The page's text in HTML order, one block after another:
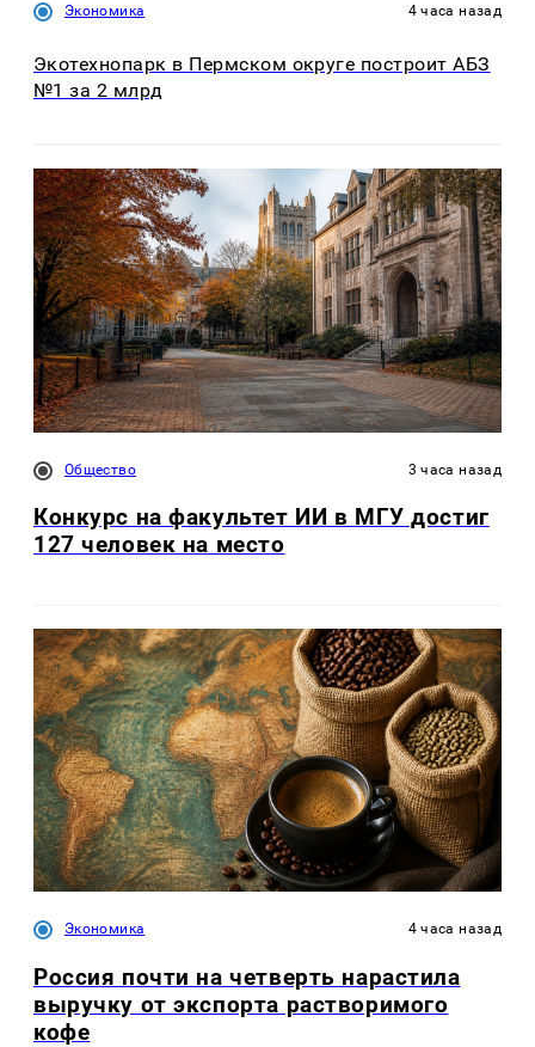
Экономика 4 часа назад
Экотехнопарк в Пермском округе построит АБЗ
№1 за 2 млрд
Общество 3 часа назад
Конкурс на факультет ИИ в МГУ достиг
127 человек на место
Экономика 4 часа назад
Россия почти на четверть нарастила
выручку от экспорта растворимого
кофе